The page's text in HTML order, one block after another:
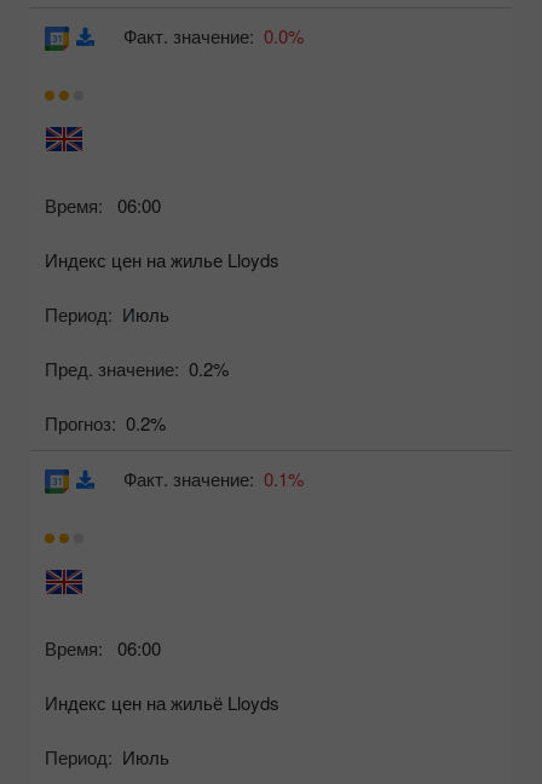
Время: 06:00
Индекс цен на жилье Lloyds
Период: Июль
Пред. значение: 0.2%
Прогноз: 0.2%
Факт. значение: 0.0%
Время: 06:00
Индекс цен на жильё Lloyds
Период: Июль
Факт. значение: 0.1%